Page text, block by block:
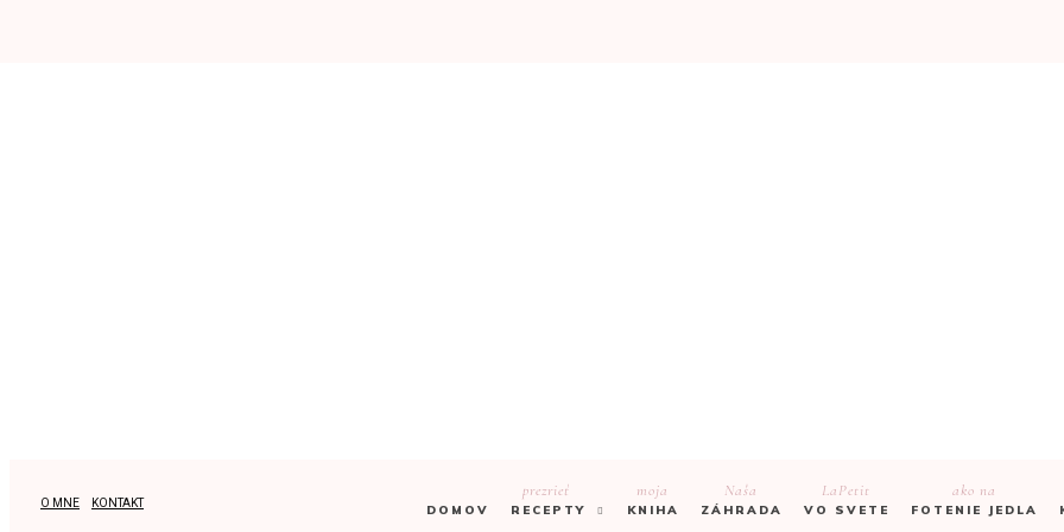
O MNE KONTAKT DOMOV
prezrieť
RECEPTY
moja
KNIHA
Naša
ZÁHRADA
LaPetit
VO SVETE
ako na
FOTENIE JEDLA